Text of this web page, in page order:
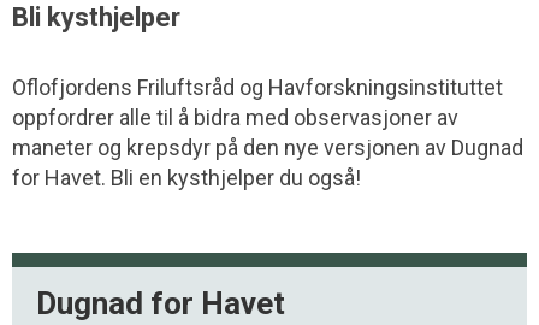
Bli kysthjelper
Oflofjordens Friluftsråd og Havforskningsinstituttet
oppfordrer alle til å bidra med observasjoner av
maneter og krepsdyr på den nye versjonen av Dugnad
for Havet. Bli en kysthjelper du også!
Dugnad for Havet